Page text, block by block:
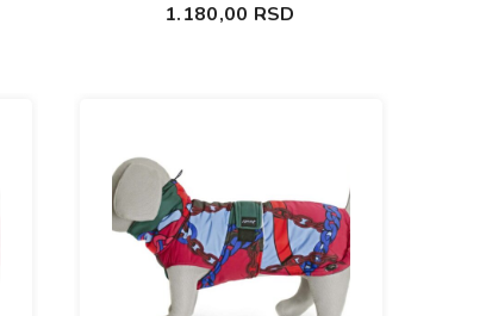
1.180,00 RSD